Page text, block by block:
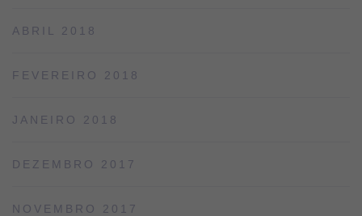
ABRIL 2018
FEVEREIRO 2018
JANEIRO 2018
DEZEMBRO 2017
NOVEMBRO 2017